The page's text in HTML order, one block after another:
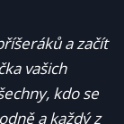
a začít
vašich
kdo se
a každý z